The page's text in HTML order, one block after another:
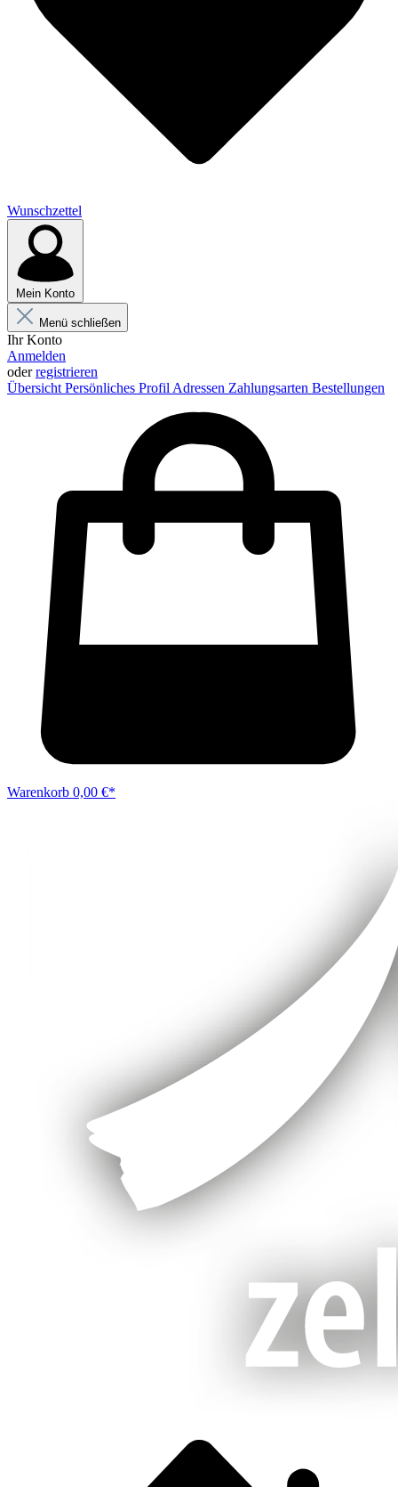
Wunschzettel
Mein Konto
Menü schließen
Ihr Konto
Anmelden
oderregistrieren
Übersicht Persönliches Profil Adressen Zahlungsarten Bestellungen
Warenkorb 0,00 €*